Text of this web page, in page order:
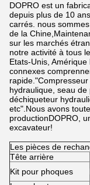
DOPRO est un
depuis plus de 10
carrés. nous
de la
sur les marchés
notre activité à tous
Etats-Unis,
connexes
hydraulique, seau de
déchiqueteur
etc".Nous avons
productionDOPRO,
excavateur!
Les pièces de
Tête arrière
Kit pour phoques